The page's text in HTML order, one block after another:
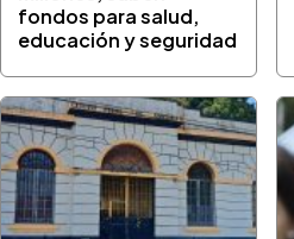
fondos para salud,
educación y seguridad